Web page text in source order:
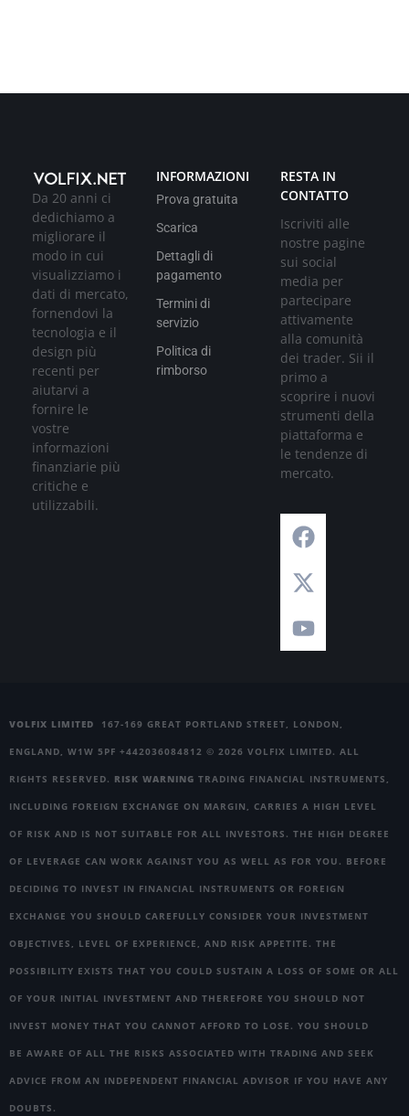
Da 20 anni ci
dedichiamo a
migliorare il
modo in cui
visualizziamo i
dati di mercato,
fornendovi la
tecnologia e il
design più
recenti per
aiutarvi a
fornire le
vostre
informazioni
finanziarie più
critiche e
utilizzabili.
INFORMAZIONI
Prova gratuita
Scarica
Dettagli di
pagamento
Termini di
servizio
Politica di
rimborso
RESTA IN
CONTATTO
Iscriviti alle
nostre pagine
sui social
media per
partecipare
attivamente
alla comunità
dei trader. Sii il
primo a
scoprire i nuovi
strumenti della
piattaforma e
le tendenze di
mercato.
VOLFIX LIMITED 167-169 GREAT PORTLAND STREET, LONDON,
ENGLAND, W1W 5PF +442036084812 © 2026 VOLFIX LIMITED. ALL
RIGHTS RESERVED. RISK WARNING TRADING FINANCIAL INSTRUMENTS,
INCLUDING FOREIGN EXCHANGE ON MARGIN, CARRIES A HIGH LEVEL
OF RISK AND IS NOT SUITABLE FOR ALL INVESTORS. THE HIGH DEGREE
OF LEVERAGE CAN WORK AGAINST YOU AS WELL AS FOR YOU. BEFORE
DECIDING TO INVEST IN FINANCIAL INSTRUMENTS OR FOREIGN
EXCHANGE YOU SHOULD CAREFULLY CONSIDER YOUR INVESTMENT
OBJECTIVES, LEVEL OF EXPERIENCE, AND RISK APPETITE. THE
POSSIBILITY EXISTS THAT YOU COULD SUSTAIN A LOSS OF SOME OR ALL
OF YOUR INITIAL INVESTMENT AND THEREFORE YOU SHOULD NOT
INVEST MONEY THAT YOU CANNOT AFFORD TO LOSE. YOU SHOULD
BE AWARE OF ALL THE RISKS ASSOCIATED WITH TRADING AND SEEK
ADVICE FROM AN INDEPENDENT FINANCIAL ADVISOR IF YOU HAVE ANY
DOUBTS.